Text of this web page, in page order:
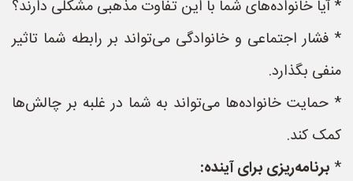
* آیا خانواده‌های شما با این تفاوت مذهبی مشکلی دارند؟
* فشار اجتماعی و خانوادگی می‌تواند بر رابطه شما تاثیر
منفی بگذارد.
* حمایت خانواده‌ها می‌تواند به شما در غلبه بر چالش‌ها
کمک کند.
* برنامه‌ریزی برای آینده: